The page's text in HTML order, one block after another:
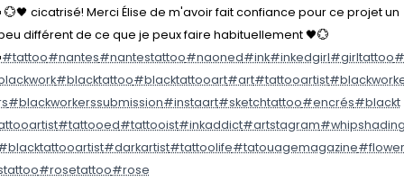
💮🖤 cicatrisé! Merci Élise de m'avoir fait confiance pour ce projet un
différent de ce que je peux faire habituellement 🖤💮
#tattoo#nantes#nantestattoo#naoned#ink#inkedgirl#girltattoo#
#blacktattoo#blacktattooart#art#tattooartist
#blackworkerssubmission#instaart#sketchtattoo#encrés#blackt
#tattooed#tattooist#inkaddict#artstagram#whipshading
#darkartist#tattoolife#tatouagemagazine#flower
#rosetattoo#rose